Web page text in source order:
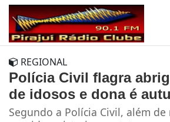
REGIONAL
Polícia Civil flagra
de idosos e dona é
Segundo a Polícia Civil, além